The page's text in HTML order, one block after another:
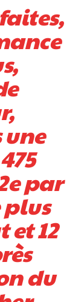
une
par
et 12
du